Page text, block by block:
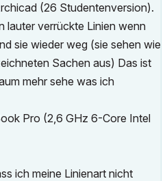
(26 Studentenversion).
lauter verrückte Linien wenn
sie wieder weg (sie sehen wie
Sachen aus) Das ist
mehr sehe was ich
Pro (2,6 GHz 6-Core Intel
ich meine Linienart nicht